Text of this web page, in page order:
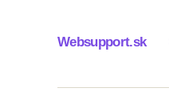
Websupport.sk